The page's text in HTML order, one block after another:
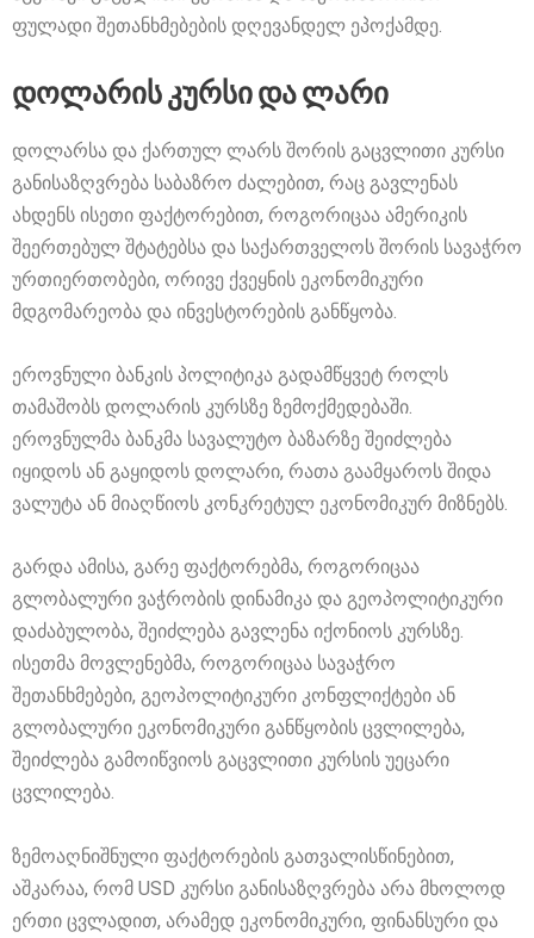
ფულადი შეთანხმებების დღევანდელ ეპოქამდე.
დოლარის კურსი და ლარი
დოლარსა და ქართულ ლარს შორის გაცვლითი კურსი
განისაზღვრება საბაზრო ძალებით, რაც გავლენას
ახდენს ისეთი ფაქტორებით, როგორიცაა ამერიკის
შეერთებულ შტატებსა და საქართველოს შორის სავაჭრო
ურთიერთობები, ორივე ქვეყნის ეკონომიკური
მდგომარეობა და ინვესტორების განწყობა.
ეროვნული ბანკის პოლიტიკა გადამწყვეტ როლს
თამაშობს დოლარის კურსზე ზემოქმედებაში.
ეროვნულმა ბანკმა სავალუტო ბაზარზე შეიძლება
იყიდოს ან გაყიდოს დოლარი, რათა გაამყაროს შიდა
ვალუტა ან მიაღწიოს კონკრეტულ ეკონომიკურ მიზნებს.
გარდა ამისა, გარე ფაქტორებმა, როგორიცაა
გლობალური ვაჭრობის დინამიკა და გეოპოლიტიკური
დაძაბულობა, შეიძლება გავლენა იქონიოს კურსზე.
ისეთმა მოვლენებმა, როგორიცაა სავაჭრო
შეთანხმებები, გეოპოლიტიკური კონფლიქტები ან
გლობალური ეკონომიკური განწყობის ცვლილება,
შეიძლება გამოიწვიოს გაცვლითი კურსის უეცარი
ცვლილება.
ზემოაღნიშნული ფაქტორების გათვალისწინებით,
აშკარაა, რომ USD კურსი განისაზღვრება არა მხოლოდ
ერთი ცვლადით, არამედ ეკონომიკური, ფინანსური და